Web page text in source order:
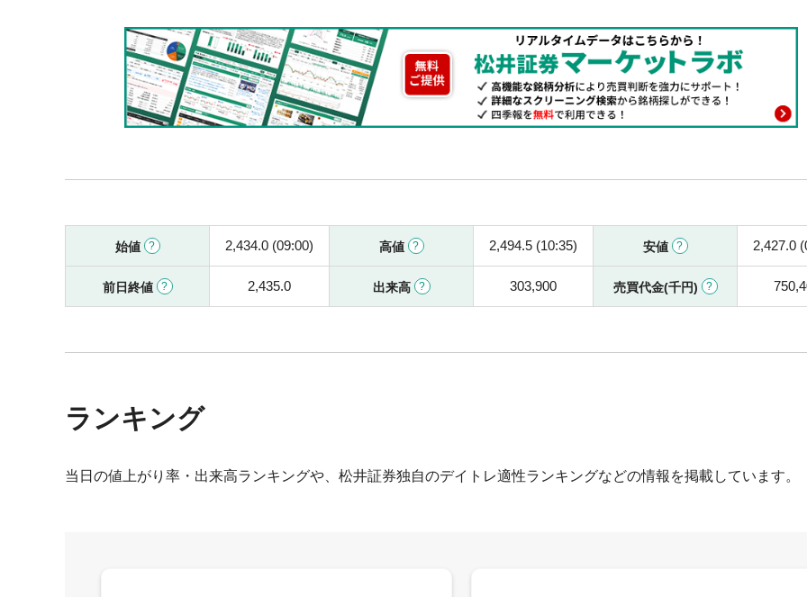
始値 2,434.0 (09:00) 高値 2,494.5 (10:35) 安値 2,427.0
前日終値 2,435.0 出来高 303,900 売買代金(千円)
ランキング
当日の値上がり率・出来高ランキングや、松井証券独自のデイトレ適性ランキングなどの情報を掲載しています。